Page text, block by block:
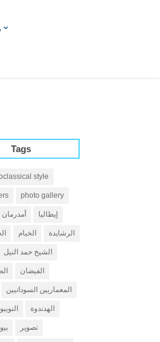
Tags
style
photo gallery
أمدرمان إيطاليا
الخيام الرشايدة
الشيخ حمد النيل
الفيضان
المعماريين السودانيين
الهدندوة
تصوير